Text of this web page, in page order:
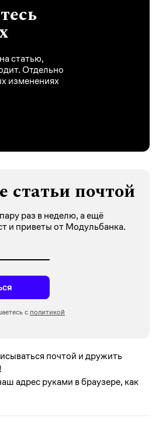
статью,
Отдельно
изменениях
статьи почтой
раз в неделю, а ещё
и приветы от Модульбанка.
с политикой
почтой и дружить
адрес руками в браузере, как